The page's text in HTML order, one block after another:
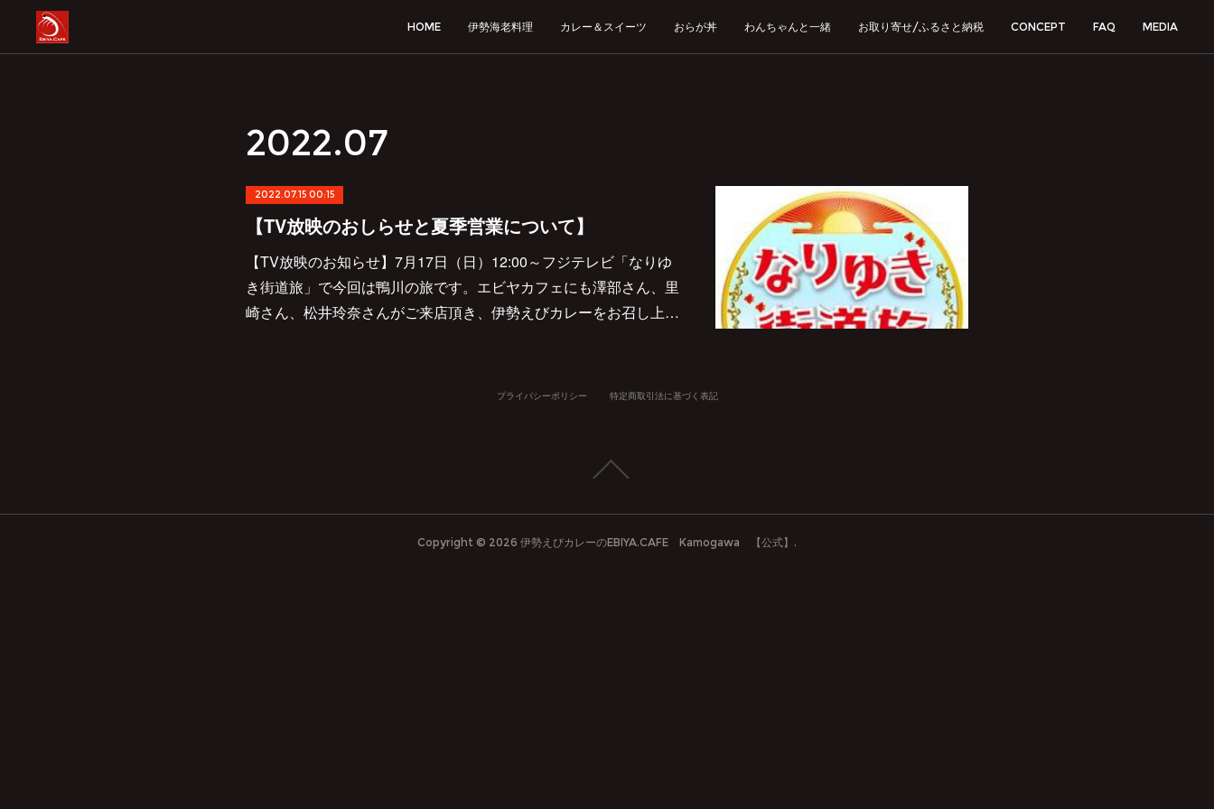
HOME 伊勢海老料理 カレー＆スイーツ おらが丼 わんちゃんと一緒 お取り寄せ/ふるさと納税 CONCEPT FAQ MEDIA
2022.07
2022.07.15 00:15
【TV放映のおしらせと夏季営業について】
【TV放映のお知らせ】7月17日（日）12:00～フジテレビ「なりゆ
き街道旅」で今回は鴨川の旅です。エビヤカフェにも澤部さん、里
崎さん、松井玲奈さんがご来店頂き、伊勢えびカレーをお召し上…
プライバシーポリシー 特定商取引法に基づく表記
Copyright © 2026 伊勢えびカレーのEBIYA.CAFE Kamogawa 【公式】 .